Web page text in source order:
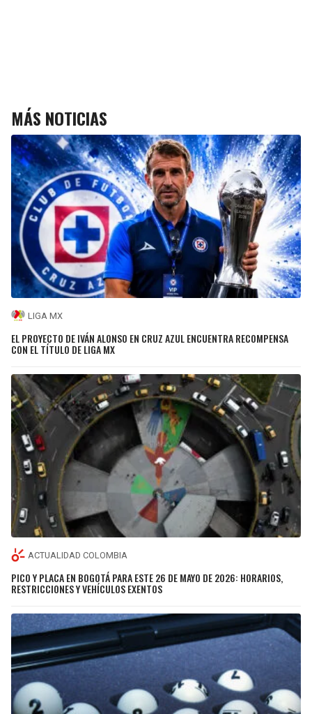
MÁS NOTICIAS
LIGA MX
EL PROYECTO DE IVÁN ALONSO EN CRUZ AZUL ENCUENTRA RECOMPENSA
CON EL TÍTULO DE LIGA MX
ACTUALIDAD COLOMBIA
PICO Y PLACA EN BOGOTÁ PARA ESTE 26 DE MAYO DE 2026: HORARIOS,
RESTRICCIONES Y VEHÍCULOS EXENTOS